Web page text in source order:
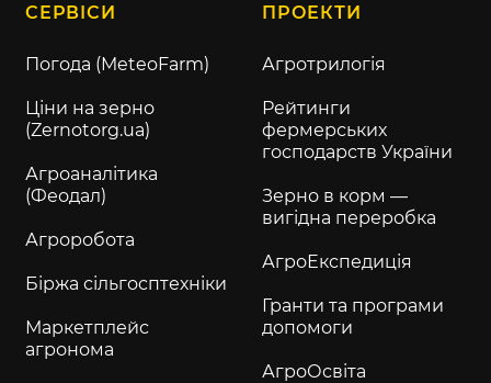
СЕРВІСИ
Погода (MeteoFarm)
Ціни на зерно
(Zernotorg.ua)
Агроаналітика
(Феодал)
Агроробота
Біржа сільгосптехніки
Маркетплейс
агронома
ПРОЕКТИ
Агротрилогія
Рейтинги
фермерських
господарств України
Зерно в корм —
вигідна переробка
АгроЕкспедиція
Гранти та програми
допомоги
АгроОсвіта